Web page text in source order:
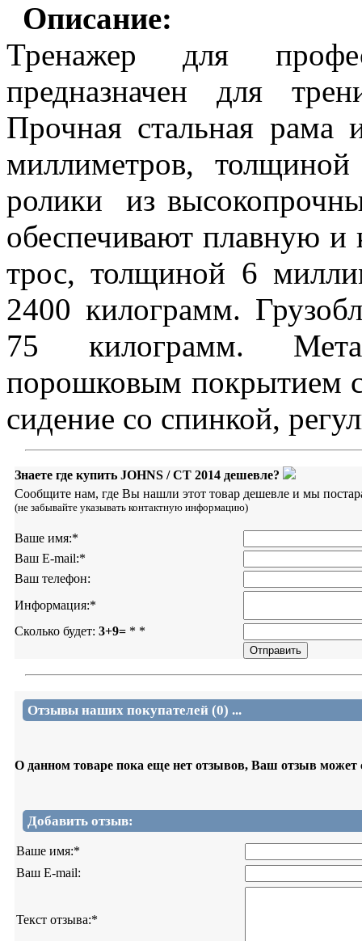
Описание:
Тренажер для
предназначен для
Прочная стальная
миллиметров,
ролики из
обеспечивают плавную и
трос, толщиной 6
2400 килограмм.
75 килограмм.
порошковым покрытием
сидение со спинкой,
Знаете где купить JOHNS / CT 2014 дешевле?
Сообщите нам, где Вы нашли этот товар дешевле и мы
(не забывайте указывать контактную информацию)
Ваше имя:*
Ваш E-mail:*
Ваш телефон:
Информация:*
Сколько будет: 3+9= * *
Отзывы наших покупателей (0) ...
О данном товаре пока еще нет отзывов, Ваш отзыв может
Добавить отзыв:
Ваше имя:*
Ваш E-mail:
Текст отзыва:*